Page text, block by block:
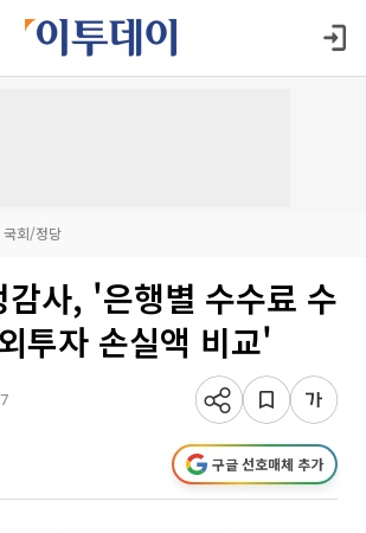
국회/정당
사, '은행별 수수료 수
투자 손실액 비교'
구글 선호매체 추가